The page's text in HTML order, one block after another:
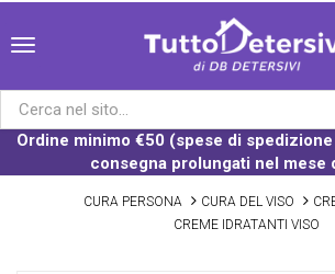
Ordine minimo €50 (spese di
consegna prolungati nel mese
CURA PERSONA CURA DEL VISO
CREME IDRATANTI VISO